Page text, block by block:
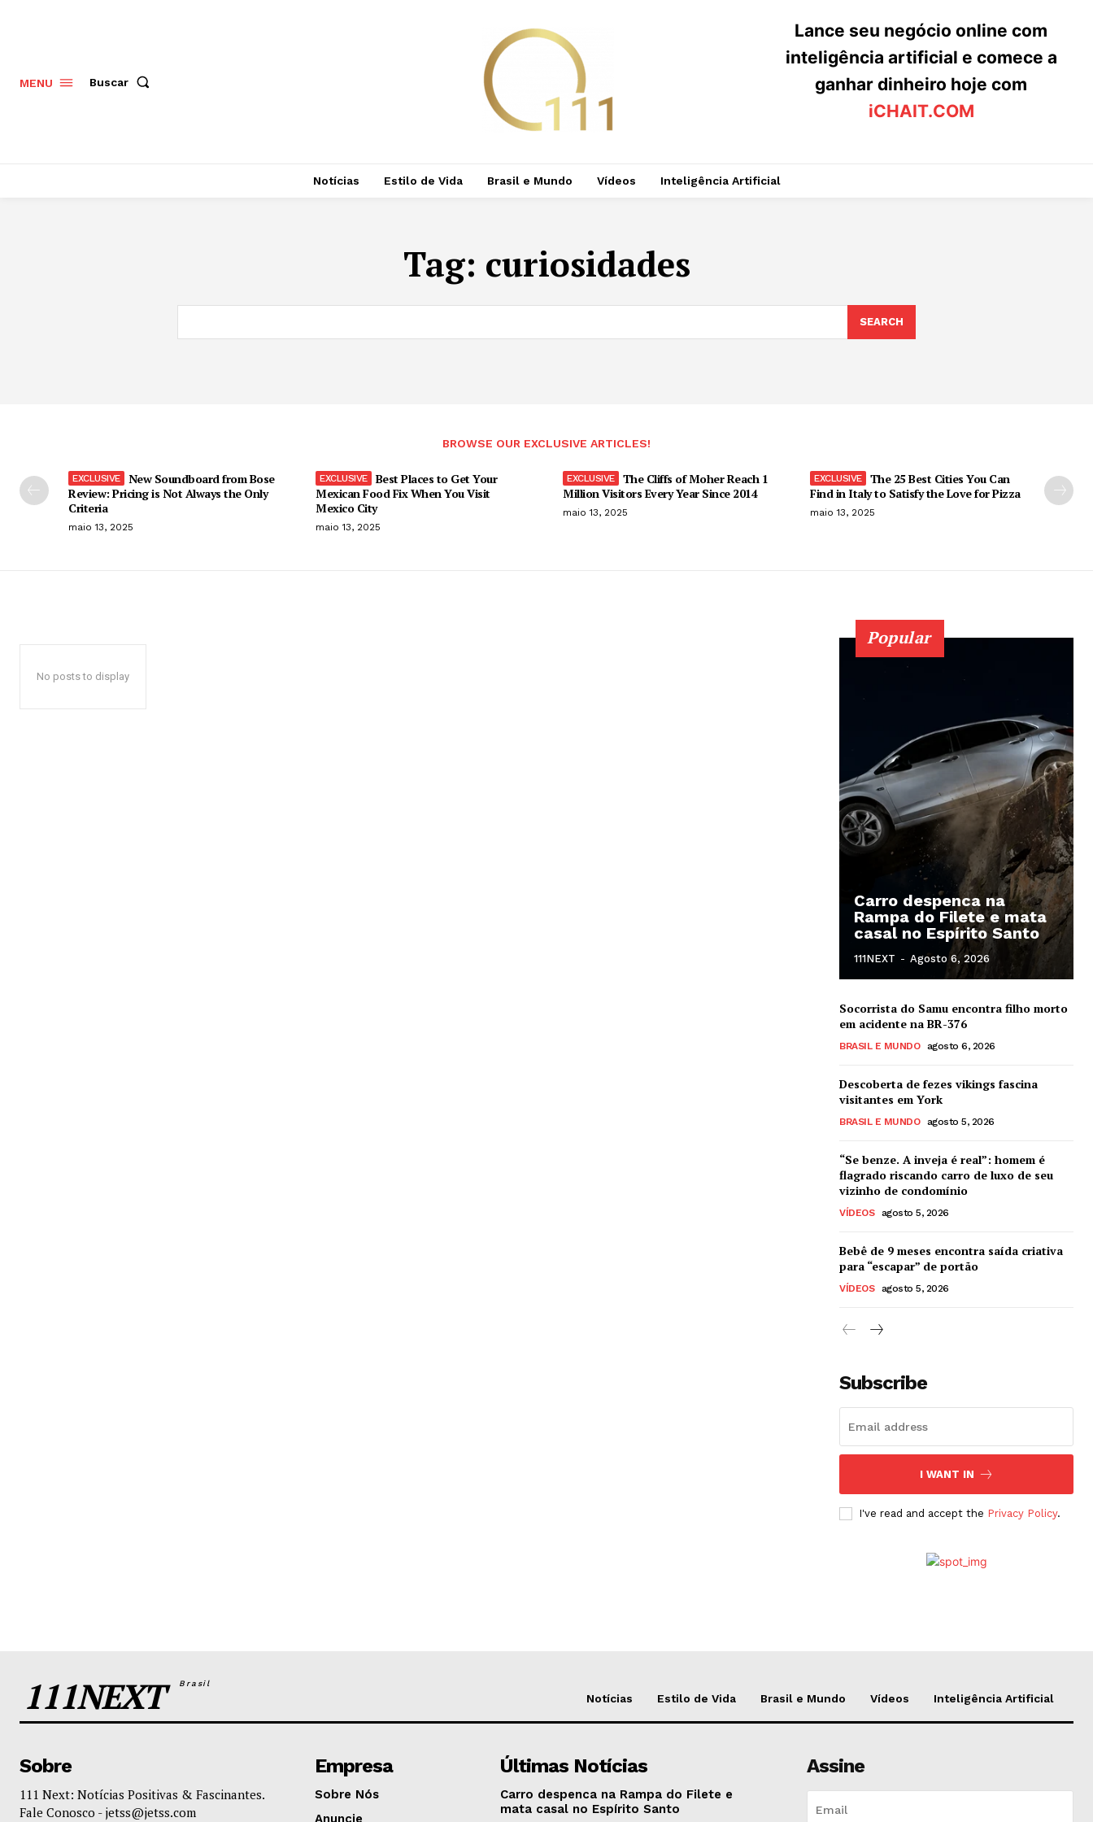
MENU Buscar
Lance seu negócio online com
inteligência artificial e comece a
ganhar dinheiro hoje com
iCHAIT.COM
Notícias Estilo de Vida Brasil e Mundo Vídeos Inteligência Artificial
Tag: curiosidades
SEARCH
BROWSE OUR EXCLUSIVE ARTICLES!
New Soundboard from Bose
Review: Pricing is Not Always the Only
Criteria
maio 13, 2025
Best Places to Get Your
Mexican Food Fix When You Visit
Mexico City
maio 13, 2025
The Cliffs of Moher Reach 1
Million Visitors Every Year Since 2014
maio 13, 2025
The 25 Best Cities You Can
Find in Italy to Satisfy the Love for Pizza
maio 13, 2025
No posts to display
Popular
Carro despenca na
Rampa do Filete e mata
casal no Espírito Santo
111NEXT - Agosto 6, 2026
Socorrista do Samu encontra filho morto
em acidente na BR-376
BRASIL E MUNDO agosto 6, 2026
Descoberta de fezes vikings fascina
visitantes em York
BRASIL E MUNDO agosto 5, 2026
“Se benze. A inveja é real”: homem é
flagrado riscando carro de luxo de seu
vizinho de condomínio
VÍDEOS agosto 5, 2026
Bebê de 9 meses encontra saída criativa
para “escapar” de portão
VÍDEOS agosto 5, 2026
Subscribe
I WANT IN
I've read and accept the Privacy Policy.
111NEXTBrasil
Notícias Estilo de Vida Brasil e Mundo Vídeos Inteligência Artificial
Sobre
111 Next: Notícias Positivas & Fascinantes.
Fale Conosco - jetss@jetss.com
Empresa
Sobre Nós
Anuncie
Últimas Notícias
Carro despenca na Rampa do Filete e
mata casal no Espírito Santo
Assine